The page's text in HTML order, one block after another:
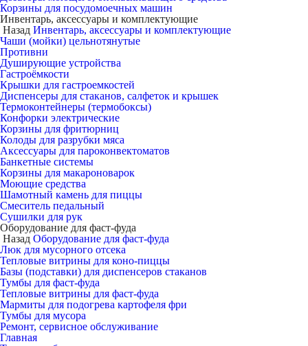
Корзины для посудомоечных машин
Инвентарь, аксессуары и комплектующие
Назад Инвентарь, аксессуары и комплектующие
Чаши (мойки) цельнотянутые
Противни
Душирующие устройства
Гастроёмкости
Крышки для гастроемкостей
Диспенсеры для стаканов, салфеток и крышек
Термоконтейнеры (термобоксы)
Конфорки электрические
Корзины для фритюрниц
Колоды для разрубки мяса
Аксессуары для пароконвектоматов
Банкетные системы
Корзины для макароноварок
Моющие средства
Шамотный камень для пиццы
Смеситель педальный
Сушилки для рук
Оборудование для фаст-фуда
Назад Оборудование для фаст-фуда
Люк для мусорного отсека
Тепловые витрины для коно-пиццы
Базы (подставки) для диспенсеров стаканов
Тумбы для фаст-фуда
Тепловые витрины для фаст-фуда
Мармиты для подогрева картофеля фри
Тумбы для мусора
Ремонт, сервисное обслуживание
Главная